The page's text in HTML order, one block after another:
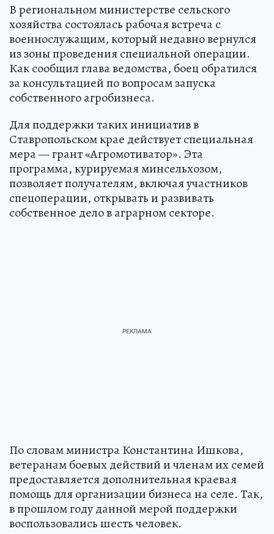
В региональном министерстве сельского
хозяйства состоялась рабочая встреча с
военнослужащим, который недавно вернулся
из зоны проведения специальной операции.
Как сообщил глава ведомства, боец обратился
за консультацией по вопросам запуска
собственного агробизнеса.
Для поддержки таких инициатив в
Ставропольском крае действует специальная
мера — грант «Агромотиватор». Эта
программа, курируемая минсельхозом,
позволяет получателям, включая участников
спецоперации, открывать и развивать
собственное дело в аграрном секторе.
По словам министра Константина Ишкова,
ветеранам боевых действий и членам их семей
предоставляется дополнительная краевая
помощь для организации бизнеса на селе. Так,
в прошлом году данной мерой поддержки
воспользовались шесть человек.